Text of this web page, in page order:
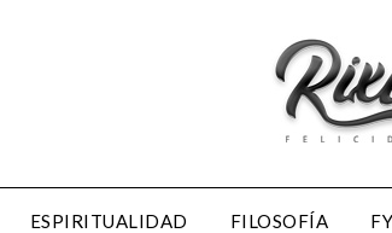
ESPIRITUALIDAD FILOSOFÍA